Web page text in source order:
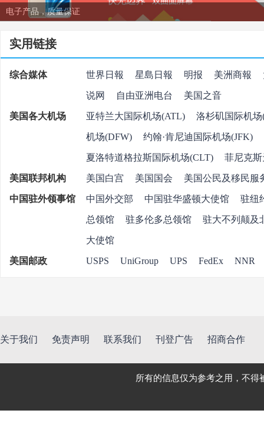
时尚潮流
实用链接
综合媒体 世界日報 星島日報 明报 美洲商報
说网 自由亚洲电台 美国之音
美国各大机场 亚特兰大国际机场(ATL) 洛杉矶国际机
机场(DFW) 约翰·肯尼迪国际机场(JFK)
夏洛特道格拉斯国际机场(CLT) 菲尼克
美国联邦机构 美国白宫 美国国会 美国公民及移民
中国驻外领事馆 中国外交部 中国驻华盛顿大使馆 驻
总领馆 驻多伦多总领馆 驻大不列颠
大使馆
美国邮政 USPS UniGroup UPS FedEx
关于我们 免责声明 联系我们 刊登广告 招商合作
所有的信息仅为参考之用，不